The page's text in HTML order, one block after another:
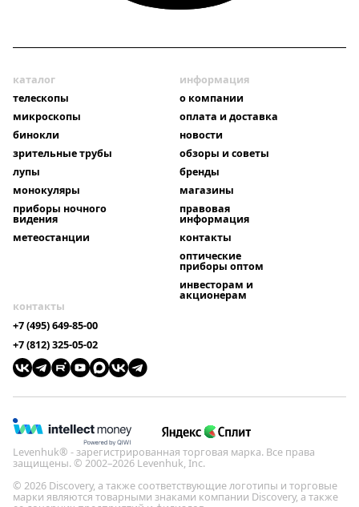
каталог
телескопы
микроскопы
бинокли
зрительные трубы
лупы
монокуляры
приборы ночного
видения
метеостанции
информация
о компании
оплата и доставка
новости
обзоры и советы
бренды
магазины
правовая
информация
контакты
оптические
приборы оптом
инвесторам и
акционерам
контакты
+7 (495) 649-85-00
+7 (812) 325-05-02
Levenhuk® - зарегистрированная торговая марка. Все права
защищены. © 2002–2026 Levenhuk, Inc.
© 2026 Discovery, а также соответствующие логотипы и торговые
марки являются товарными знаками компании Discovery, а также